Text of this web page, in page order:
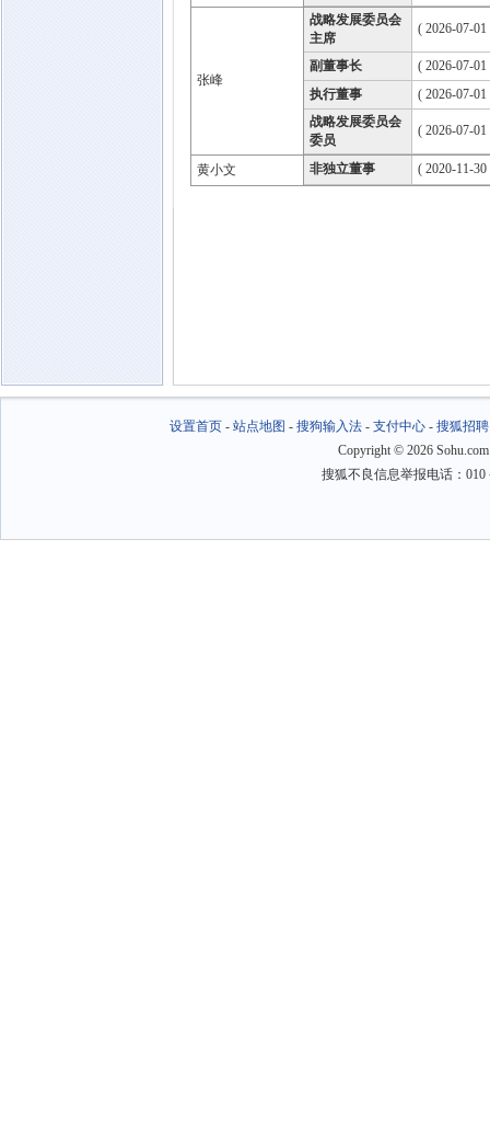
张峰
战略发展委员会
主席
( 2026-07-
副董事长
( 2026-07-
执行董事
( 2026-07-
战略发展委员会
委员
( 2026-07-
黄小文 非独立董事 ( 2020-11-
设置首页- 站点地图 - 搜狗输入法- 支付中心- 搜狐招聘
Copyright © 2026
搜狐不良信息举报电话：010